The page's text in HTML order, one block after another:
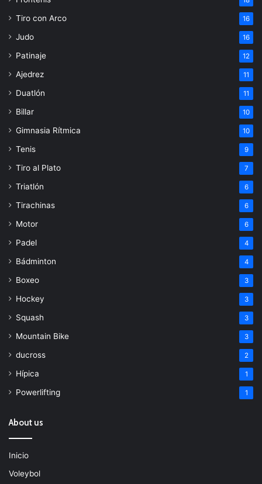
Tiro con Arco 16
Judo 16
Patinaje 12
Ajedrez 11
Duatlón 11
Billar 10
Gimnasia Rítmica 10
Tenis 9
Tiro al Plato 7
Triatlón 6
Tirachinas 6
Motor 6
Padel 4
Bádminton 4
Boxeo 3
Hockey 3
Squash 3
Mountain Bike 3
ducross 2
Hípica 1
Powerlifting 1
About us
Inicio
Voleybol